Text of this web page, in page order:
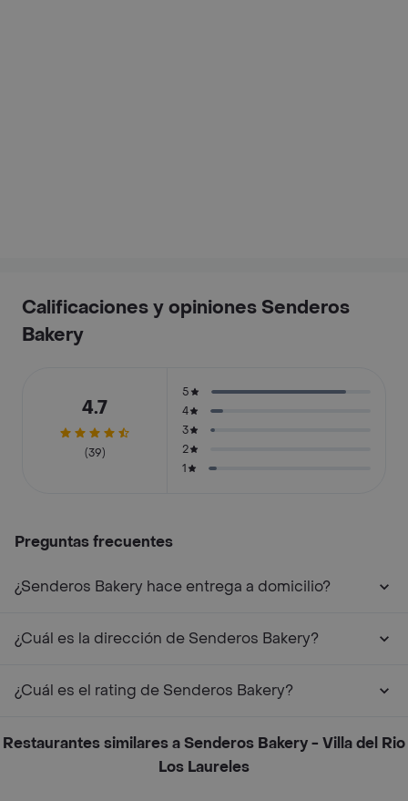
Calificaciones y opiniones Senderos
Bakery
4.7
(39)
5
4
3
2
1
Preguntas frecuentes
¿Senderos Bakery hace entrega a domicilio?
¿Cuál es la dirección de Senderos Bakery?
¿Cuál es el rating de Senderos Bakery?
Restaurantes similares a Senderos Bakery - Villa del Rio
Los Laureles